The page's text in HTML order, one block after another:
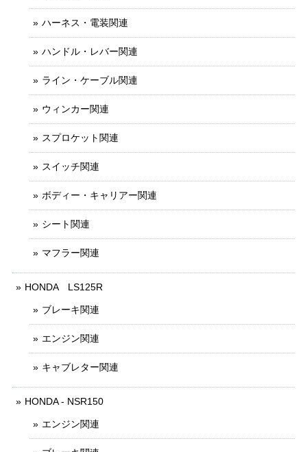
ハーネス・電装関連
ハンドル・レバー関連
ライン・ケーブル関連
ウィンカー関連
スプロケット関連
スイッチ関連
ボディー・キャリアー関連
シート関連
マフラー関連
HONDA LS125R
ブレーキ関連
エンジン関連
キャブレター関連
HONDA - NSR150
エンジン関連